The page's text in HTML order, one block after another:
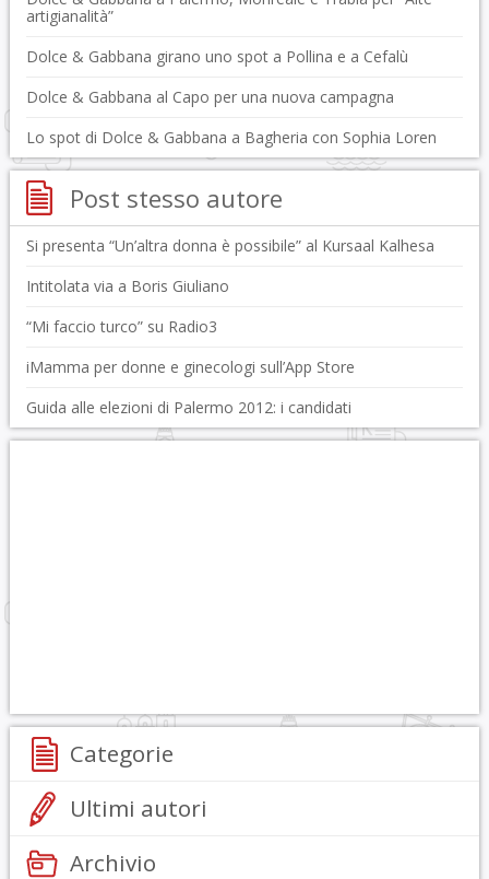
artigianalità”
Dolce & Gabbana girano uno spot a Pollina e a Cefalù
Dolce & Gabbana al Capo per una nuova campagna
Lo spot di Dolce & Gabbana a Bagheria con Sophia Loren
Post stesso autore
Si presenta “Un’altra donna è possibile” al Kursaal Kalhesa
Intitolata via a Boris Giuliano
“Mi faccio turco” su Radio3
iMamma per donne e ginecologi sull’App Store
Guida alle elezioni di Palermo 2012: i candidati
Categorie
Ultimi autori
Archivio